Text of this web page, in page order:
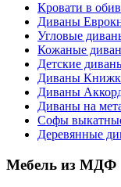
Кровати в
Диваны
Угловые
Кожаные
Детские
Диваны
Диваны
Диваны на
Софы
Деревянные
Мебель из МДФ